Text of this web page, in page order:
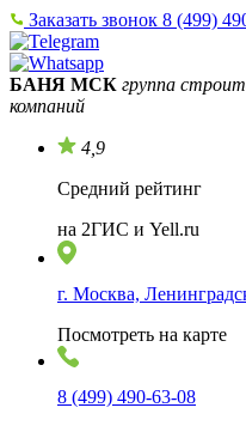
Заказать звонок 8 (499)
БАНЯ МСК группа
компаний
4,9
Средний рейтинг
на 2ГИС и Yell.ru
г. Москва,
Посмотреть на карте
8 (499) 490-63-08